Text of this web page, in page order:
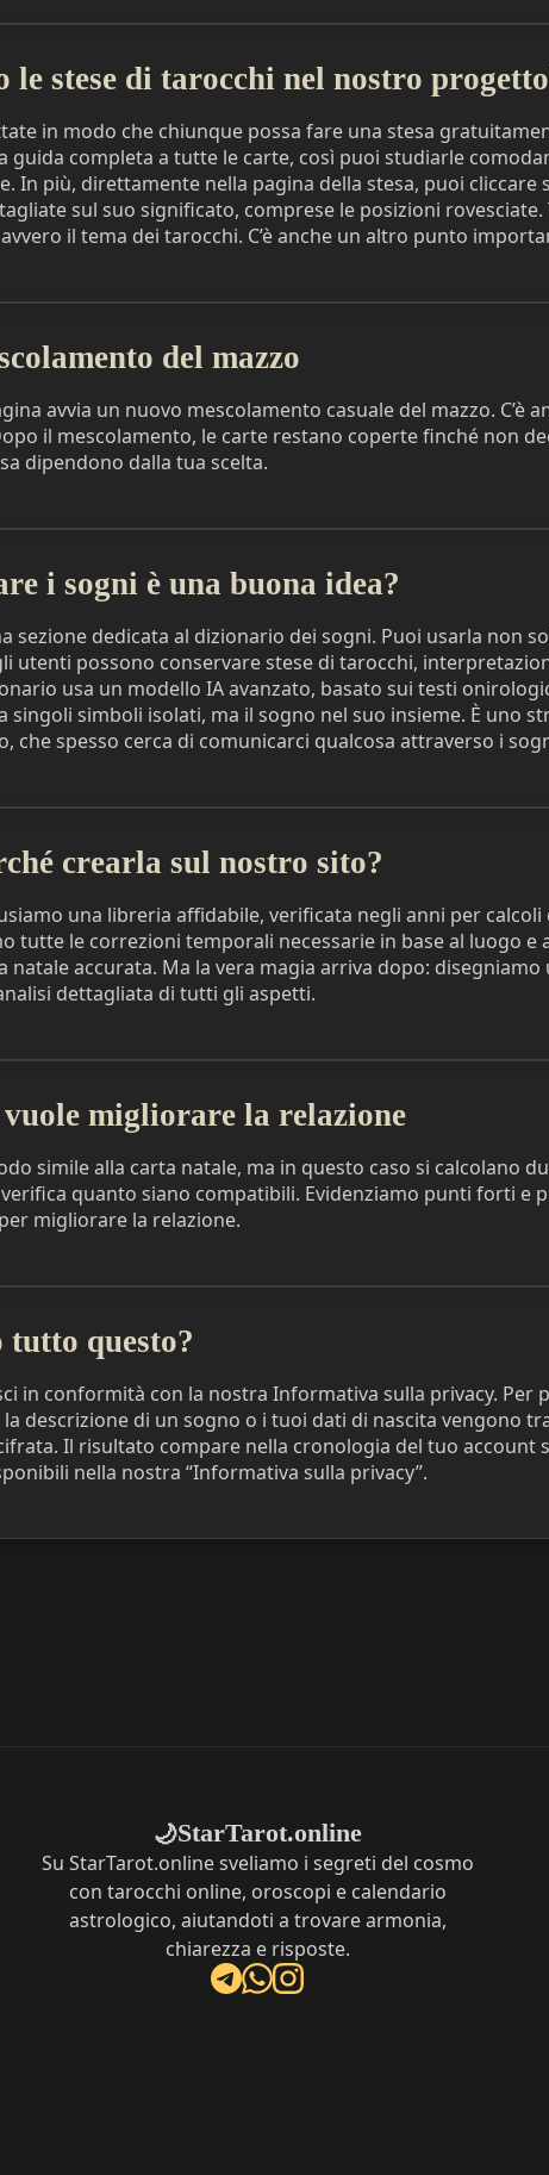
le stese di tarocchi nel nostro
in modo che chiunque possa fare una stesa
guida completa a tutte le carte, così puoi studiarle
In più, direttamente nella pagina della stesa, puoi cliccare
sul suo significato, comprese le posizioni
il tema dei tarocchi. C’è anche un altro punto
del mazzo
avvia un nuovo mescolamento casuale del mazzo. C’è
il mescolamento, le carte restano coperte finché non
dipendono dalla tua scelta.
i sogni è una buona idea?
sezione dedicata al dizionario dei sogni. Puoi usarla non
utenti possono conservare stese di tarocchi,
usa un modello IA avanzato, basato sui testi
singoli simboli isolati, ma il sogno nel suo insieme. È uno
che spesso cerca di comunicarci qualcosa attraverso i
crearla sul nostro sito?
una libreria affidabile, verificata negli anni per
tutte le correzioni temporali necessarie in base al luogo e
accurata. Ma la vera magia arriva dopo: disegniamo
dettagliata di tutti gli aspetti.
migliorare la relazione
simile alla carta natale, ma in questo caso si calcolano
quanto siano compatibili. Evidenziamo punti forti e
migliorare la relazione.
questo?
in conformità con la nostra Informativa sulla privacy. Per
descrizione di un sogno o i tuoi dati di nascita vengono
Il risultato compare nella cronologia del tuo account
nella nostra “Informativa sulla privacy”.
🌙StarTarot.online
Su StarTarot.online sveliamo i segreti del cosmo
con tarocchi online, oroscopi e calendario
astrologico, aiutandoti a trovare armonia,
chiarezza e risposte.